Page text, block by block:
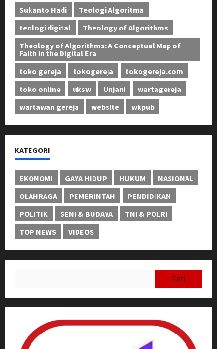
Sukanto Hadi
Teologi Algoritma
teologi digital
Theology of Algorithms
Theology of Algorithms: A Conceptual Map of
Faith in the Digital Era
toko gereja
tokogereja
tokogereja.com
toko online
uksw Unjani
wartagereja
wartawan gereja
website wkpub
KATEGORI
EKONOMI GAYA HIDUP HUKUM
NASIONAL
OLAHRAGA
PEMERINTAH
PENDIDIKAN
POLITIK
SENI & BUDAYA
TNI & POLRI
TOP NEWS
VIDEOS
untuk: